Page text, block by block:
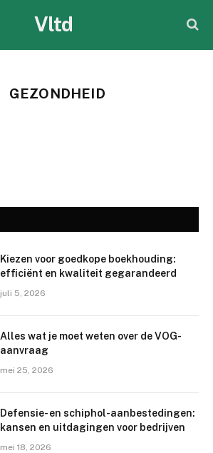
Vltd
GEZONDHEID
Kiezen voor goedkope boekhouding:
efficiënt en kwaliteit gegarandeerd
juli 5, 2026
Alles wat je moet weten over de VOG-
aanvraag
mei 25, 2026
Defensie- en schiphol-aanbestedingen:
kansen en uitdagingen voor bedrijven
mei 18, 2026